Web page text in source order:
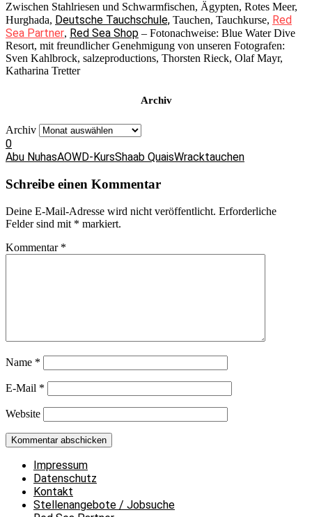
Zwischen Stahlriesen und Schwarmfischen, Ägypten, Rotes Meer,
Hurghada, Deutsche Tauchschule, Tauchen, Tauchkurse, Red
Sea Partner, Red Sea Shop – Fotonachweise: Blue Water Dive
Resort, mit freundlicher Genehmigung von unseren Fotografen:
Sven Kahlbrock, salzeproductions, Thorsten Rieck, Olaf Mayr,
Katharina Tretter
Archiv
Archiv
0
Abu NuhasAOWD-KursShaab QuaisWracktauchen
Schreibe einen Kommentar
Deine E-Mail-Adresse wird nicht veröffentlicht. Erforderliche
Felder sind mit * markiert.
Kommentar *
Name *
E-Mail *
Website
Impressum
Datenschutz
Kontakt
Stellenangebote / Jobsuche